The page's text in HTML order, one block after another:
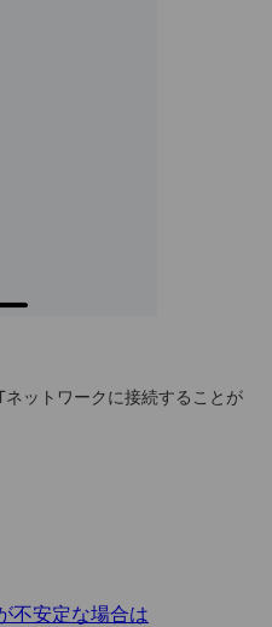
ットワークに接続することが
不安定な場合は